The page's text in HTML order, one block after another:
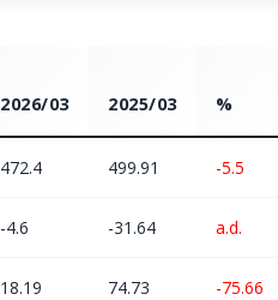
2026/03 2025/03 %
472.4 499.91 -5.5
-4.6 -31.64 a.d.
18.19 74.73 -75.66